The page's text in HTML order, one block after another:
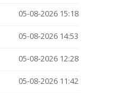
05-08-2026 15:18
05-08-2026 14:53
05-08-2026 12:28
05-08-2026 11:42